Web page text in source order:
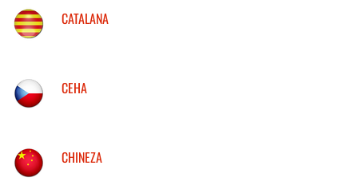
CATALANA
CEHA
CHINEZA